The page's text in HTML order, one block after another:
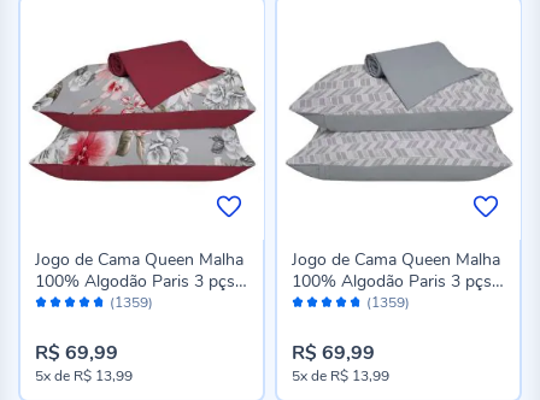
Avaliação: (1359)
Jogo de Cama Queen Malha
100% Algodão Paris 3 pçs
Havan Casa - Cher Carmin
R$ 69,99
5xde R$ 13,99
Avaliação: (1359)
Jogo de Cama Queen Malha
100% Algodão Paris 3 pçs
Havan Casa - Pisa Cinza
R$ 69,99
5xde R$ 13,99